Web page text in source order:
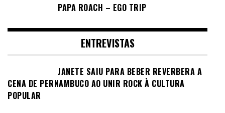
PAPA ROACH – EGO TRIP
ENTREVISTAS
JANETE SAIU PARA BEBER REVERBERA A
CENA DE PERNAMBUCO AO UNIR ROCK À CULTURA
POPULAR